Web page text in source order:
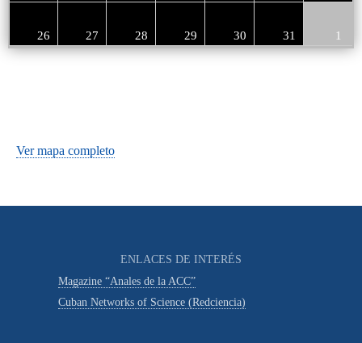
26 27 28 29 30 31 1
Ver mapa completo
ENLACES DE INTERÉS
Magazine “Anales de la ACC”
Cuban Networks of Science (Redciencia)